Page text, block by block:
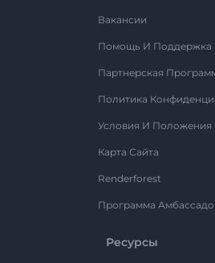
Вакансии
Помощь И Поддержка
Партнерская
Политика
Условия И Положения
Карта Сайта
Renderforest
Программа
Ресурсы